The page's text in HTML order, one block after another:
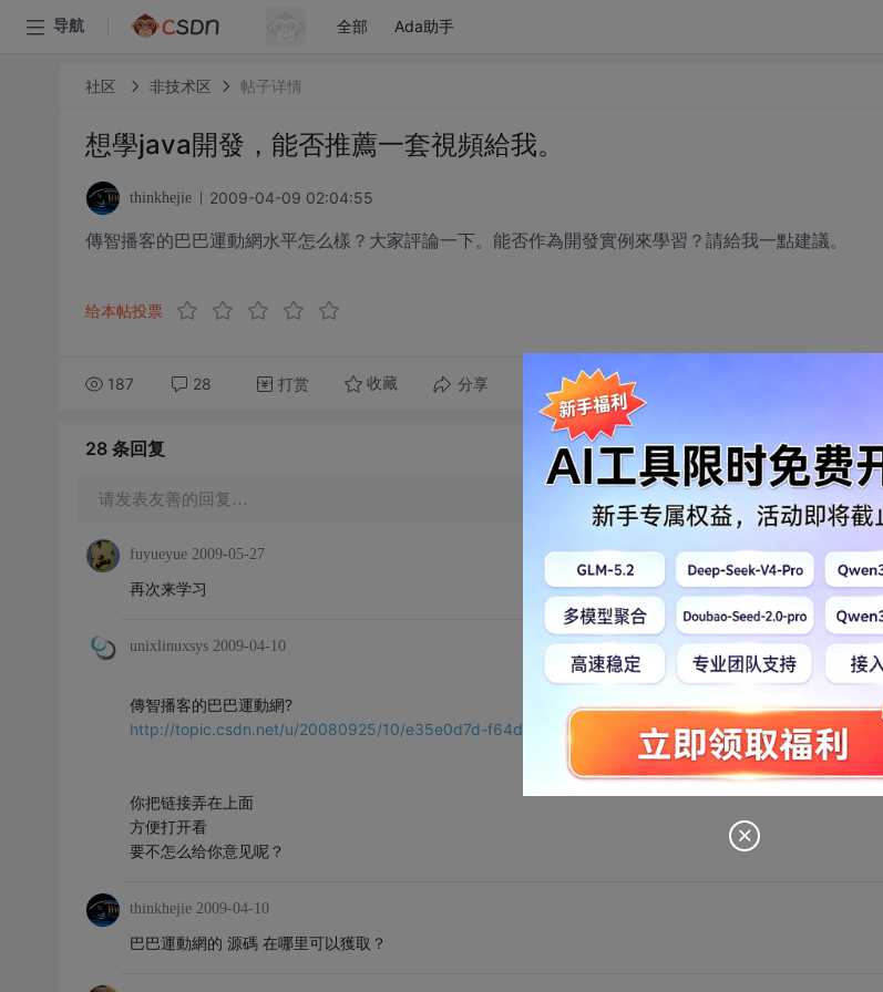
导航 全部 Ada助手
社区 非技术区 帖子详情
想學java開發，能否推薦一套視頻給我。
thinkhejie 2009-04-09 02:04:55
傳智播客的巴巴運動網水平怎么樣？大家評論一下。能否作為開發實例來學習？請給我一點建議。
给本帖投票
187 28 打赏 收藏 分享 转发到动态
28 条回复
请发表友善的回复…
fuyueyue 2009-05-27
再次来学习
unixlinuxsys 2009-04-10
傳智播客的巴巴運動網?
http://topic.csdn.net/u/20080925/10/e35e0d7d-f64d-4870-869b-8d08e8481234.html
你把链接弄在上面
方便打开看
要不怎么给你意见呢？
thinkhejie 2009-04-10
巴巴運動網的 源碼 在哪里可以獲取？